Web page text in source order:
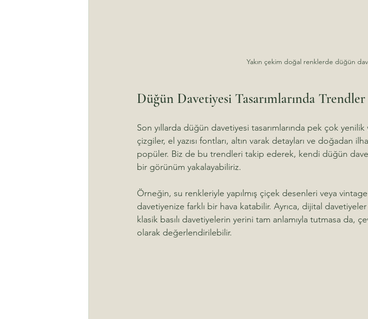
Yakın çekim doğal renklerde düğün
Düğün Davetiyesi Tasarımlarında Trendler
Son yıllarda düğün davetiyesi tasarımlarında pek çok
çizgiler, el yazısı fontları, altın varak detayları ve doğadan
popüler. Biz de bu trendleri takip ederek, kendi düğün
bir görünüm yakalayabiliriz.
Örneğin, su renkleriyle yapılmış çiçek desenleri veya
davetiyenize farklı bir hava katabilir. Ayrıca, dijital
klasik basılı davetiyelerin yerini tam anlamıyla tutmasa da,
olarak değerlendirilebilir.